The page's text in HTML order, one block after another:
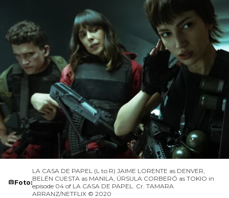
Foto:
LA CASA DE PAPEL (L to R) JAIME LORENTE as DENVER,
BELÉN CUESTA as MANILA, ÚRSULA CORBERÓ as TOKIO in
episode 04 of LA CASA DE PAPEL. Cr. TAMARA
ARRANZ/NETFLIX © 2020